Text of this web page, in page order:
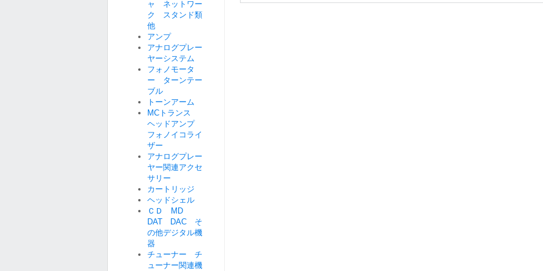
ャ ネットワー
ク スタンド類
他
アンプ
アナログプレー
ヤーシステム
フォノモータ
ー ターンテー
ブル
トーンアーム
MCトランス
ヘッドアンプ
フォノイコライ
ザー
アナログプレー
ヤー関連アクセ
サリー
カートリッジ
ヘッドシェル
ＣＤ MD
DAT DAC そ
の他デジタル機
器
チューナー チ
ューナー関連機